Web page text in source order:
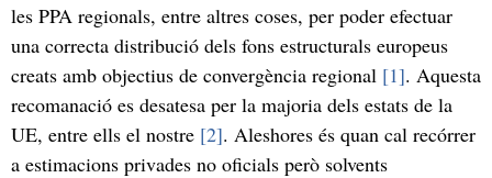
les PPA regionals, entre altres coses, per poder efectuar
una correcta distribució dels fons estructurals europeus
creats amb objectius de convergència regional [1]. Aquesta
recomanació es desatesa per la majoria dels estats de la
UE, entre ells el nostre [2]. Aleshores és quan cal recórrer
a estimacions privades no oficials però solvents